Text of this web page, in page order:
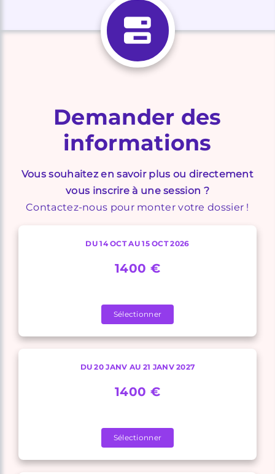
Demander des
informations
Vous souhaitez en savoir plus ou directement
vous inscrire à une session ?
Contactez-nous pour monter votre dossier !
DU 14 OCT AU 15 OCT 2026
1400 €
Sélectionner
DU 20 JANV AU 21 JANV 2027
1400 €
Sélectionner